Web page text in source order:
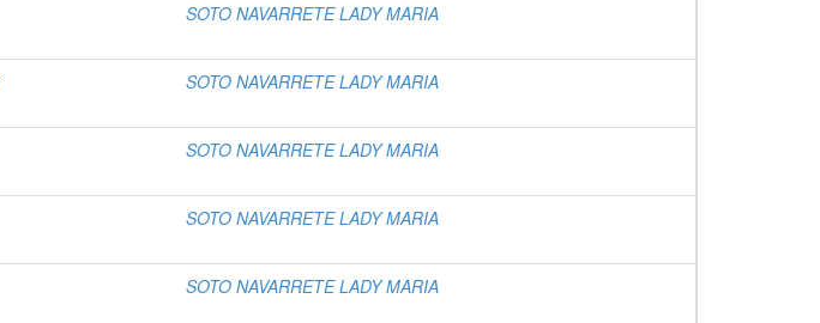
SOTO NAVARRETE LADY MARIA
SOTO NAVARRETE LADY MARIA
SOTO NAVARRETE LADY MARIA
SOTO NAVARRETE LADY MARIA
SOTO NAVARRETE LADY MARIA